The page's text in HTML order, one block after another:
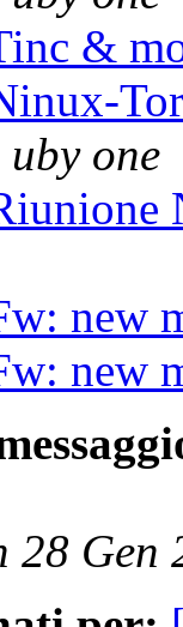
&
uby one
new
new
28 Gen